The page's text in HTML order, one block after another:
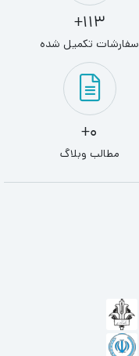
113+
سفارشات تکمیل شده
0+
مطالب وبلاگ